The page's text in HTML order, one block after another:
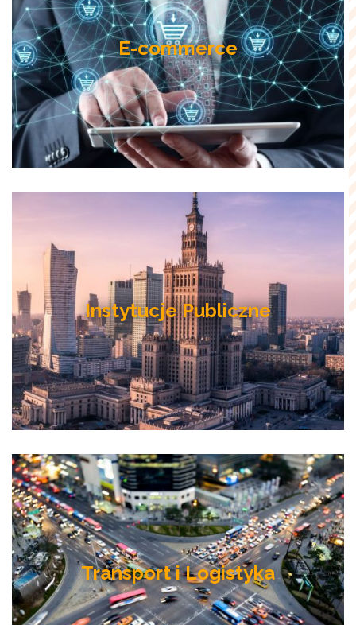
E-commerce
Instytucje Publiczne
Transport i Logistyka